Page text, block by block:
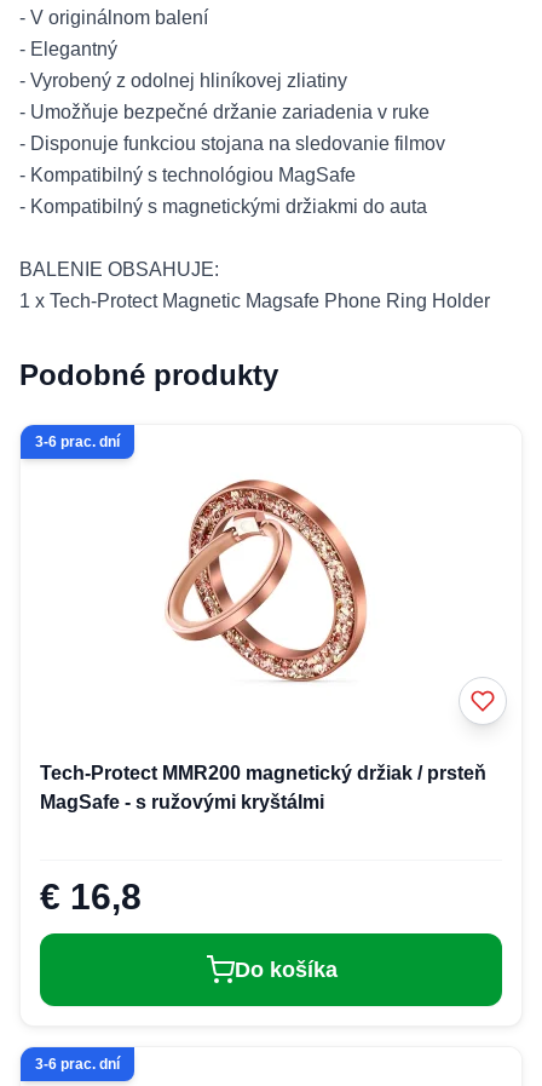
- V originálnom balení
- Elegantný
- Vyrobený z odolnej hliníkovej zliatiny
- Umožňuje bezpečné držanie zariadenia v ruke
- Disponuje funkciou stojana na sledovanie filmov
- Kompatibilný s technológiou MagSafe
- Kompatibilný s magnetickými držiakmi do auta
BALENIE OBSAHUJE:
1 x Tech-Protect Magnetic Magsafe Phone Ring Holder
Podobné produkty
3-6 prac. dní
Tech-Protect MMR200 magnetický držiak / prsteň
MagSafe - s ružovými kryštálmi
€ 16,8
Do košíka
3-6 prac. dní